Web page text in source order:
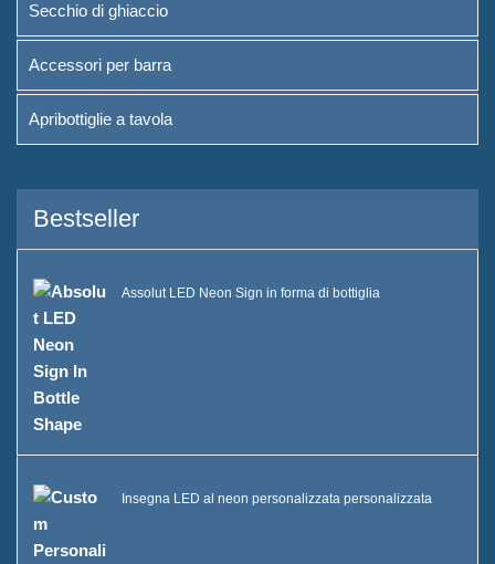
Informazioni
Chi siamo
Marchi che servivamo
Sostenibilità
La nostra squadra
Catalogo
Caso
Case E
Display in resina a forma X
Secchio di ghiaccio
Accessori per barra
Apribottiglie a tavola
Bestseller
Assolut LED Neon Sign in forma di bottiglia
Insegna LED al neon personalizzata personalizzata